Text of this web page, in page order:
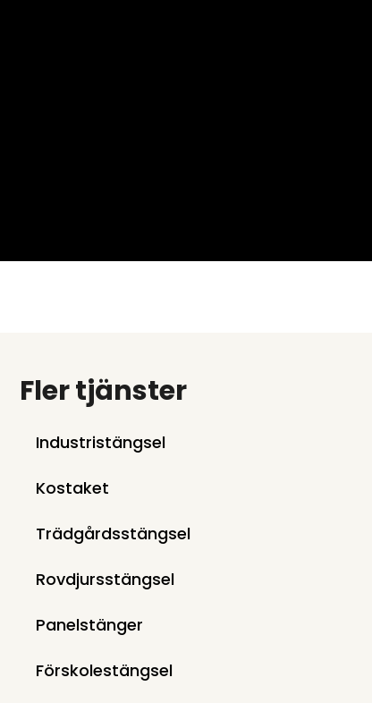
Fler tjänster
Industristängsel
Kostaket
Trädgårdsstängsel
Rovdjursstängsel
Panelstänger
Förskolestängsel